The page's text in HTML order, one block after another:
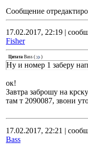
Сообщение
17.02.2017, 22:19 |
Fisher
Цитата Bass ( )
Ну и номер 1 заберу
ок!
Завтра заброшу на
там т 2090087, звони
17.02.2017, 22:21 |
Bass